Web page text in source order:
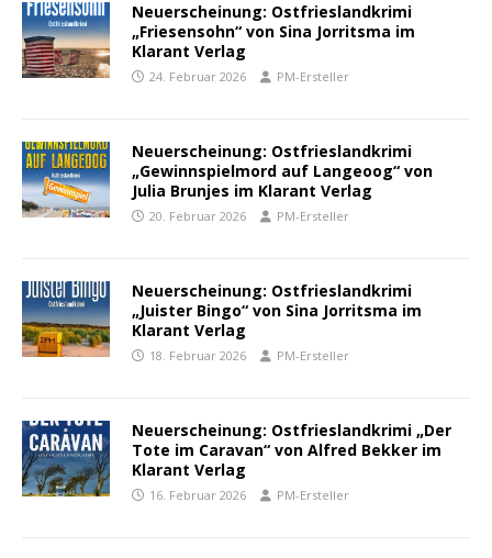
Neuerscheinung: Ostfrieslandkrimi
„Friesensohn“ von Sina Jorritsma im
Klarant Verlag
24. Februar 2026 PM-Ersteller
Neuerscheinung: Ostfrieslandkrimi
„Gewinnspielmord auf Langeoog“ von
Julia Brunjes im Klarant Verlag
20. Februar 2026 PM-Ersteller
Neuerscheinung: Ostfrieslandkrimi
„Juister Bingo“ von Sina Jorritsma im
Klarant Verlag
18. Februar 2026 PM-Ersteller
Neuerscheinung: Ostfrieslandkrimi „Der
Tote im Caravan“ von Alfred Bekker im
Klarant Verlag
16. Februar 2026 PM-Ersteller